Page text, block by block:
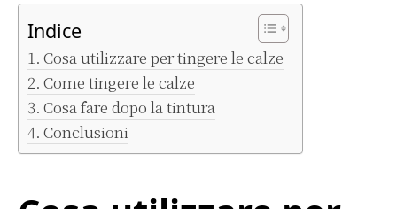
Indice
Cosa utilizzare per tingere le calze
Come tingere le calze
Cosa fare dopo la tintura
Conclusioni